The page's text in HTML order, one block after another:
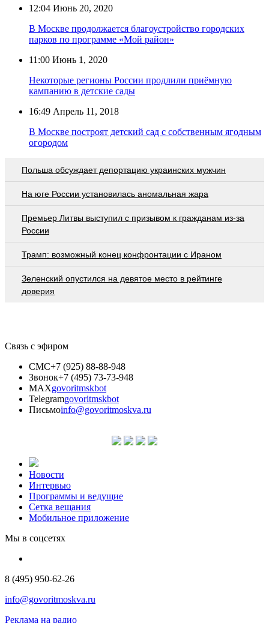
12:04 Июнь 20, 2020
В Москве продолжается благоустройство городских
парков по программе «Мой район»
11:00 Июнь 1, 2020
Некоторые регионы России продлили приёмную
кампанию в детские сады
16:49 Апрель 11, 2018
В Москве построят детский сад с собственным ягодным
огородом
Польша обсуждает депортацию украинских мужчин
На юге России установилась аномальная жара
Премьер Литвы выступил с призывом к гражданам из-за
России
Трамп: возможный конец конфронтации с Ираном
Зеленский опустился на девятое место в рейтинге
доверия
Связь с эфиром
СМС+7 (925) 88-88-948
Звонок+7 (495) 73-73-948
MAXgovoritmskbot
Telegramgovoritmskbot
Письмоinfo@govoritmoskva.ru
Новости
Интервью
Программы и ведущие
Сетка вещания
Мобильное приложение
Мы в соцсетях
8 (495) 950-62-26
info@govoritmoskva.ru
Реклама на радио